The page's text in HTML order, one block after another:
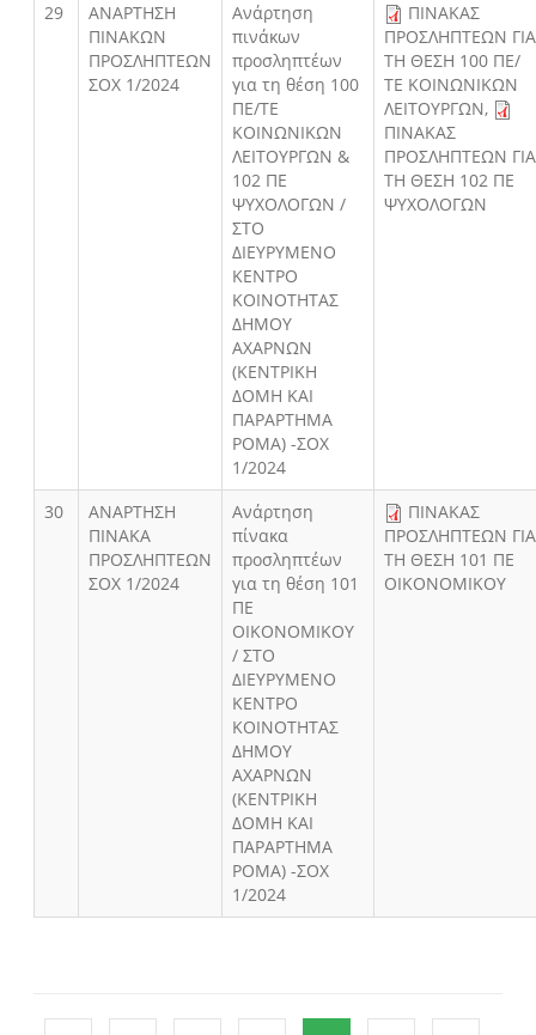
29
AΝΑΡΤΗΣΗ
ΠΙΝΑΚΩΝ
ΠΡΟΣΛΗΠΤΕΩΝ
ΣΟΧ 1/2024
Ανάρτηση
πινάκων
προσληπτέων
για τη θέση 100
ΠΕ/ΤΕ
ΚΟΙΝΩΝΙΚΩΝ
ΛΕΙΤΟΥΡΓΩΝ &
102 ΠΕ
ΨΥΧΟΛΟΓΩΝ /
ΣΤΟ
ΔΙΕΥΡΥΜΕΝΟ
ΚΕΝΤΡΟ
ΚΟΙΝΟΤΗΤΑΣ
ΔΗΜΟΥ
ΑΧΑΡΝΩΝ
(ΚΕΝΤΡΙΚΗ
ΔΟΜΗ ΚΑΙ
ΠΑΡΑΡΤΗΜΑ
ΡΟΜΑ) -ΣΟΧ
1/2024
ΠΙΝΑΚΑΣ
ΠΡΟΣΛΗΠΤΕΩΝ ΓΙΑ
ΤΗ ΘΕΣΗ 100 ΠΕ/
ΤΕ ΚΟΙΝΩΝΙΚΩΝ
ΛΕΙΤΟΥΡΓΩΝ,
ΠΙΝΑΚΑΣ
ΠΡΟΣΛΗΠΤΕΩΝ ΓΙΑ
ΤΗ ΘΕΣΗ 102 ΠΕ
ΨΥΧΟΛΟΓΩΝ
30
AΝΑΡΤΗΣΗ
ΠΙΝΑΚA
ΠΡΟΣΛΗΠΤΕΩΝ
ΣΟΧ 1/2024
Ανάρτηση
πίνακα
προσληπτέων
για τη θέση 101
ΠΕ
ΟΙΚΟΝΟΜΙΚΟΥ
/ ΣΤΟ
ΔΙΕΥΡΥΜΕΝΟ
ΚΕΝΤΡΟ
ΚΟΙΝΟΤΗΤΑΣ
ΔΗΜΟΥ
ΑΧΑΡΝΩΝ
(ΚΕΝΤΡΙΚΗ
ΔΟΜΗ ΚΑΙ
ΠΑΡΑΡΤΗΜΑ
ΡΟΜΑ) -ΣΟΧ
1/2024
ΠΙΝΑΚΑΣ
ΠΡΟΣΛΗΠΤΕΩΝ ΓΙΑ
ΤΗ ΘΕΣΗ 101 ΠΕ
ΟΙΚΟΝΟΜΙΚΟΥ